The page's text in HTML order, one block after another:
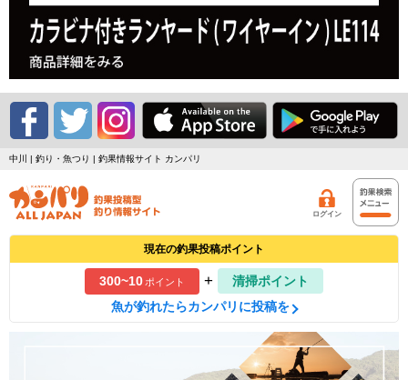
中川 | 釣り・魚つり | 釣果情報サイト カンパリ
ログイン
現在の釣果投稿ポイント
300~10ポイント +
清掃ポイント
魚が釣れたらカンパリに投稿を